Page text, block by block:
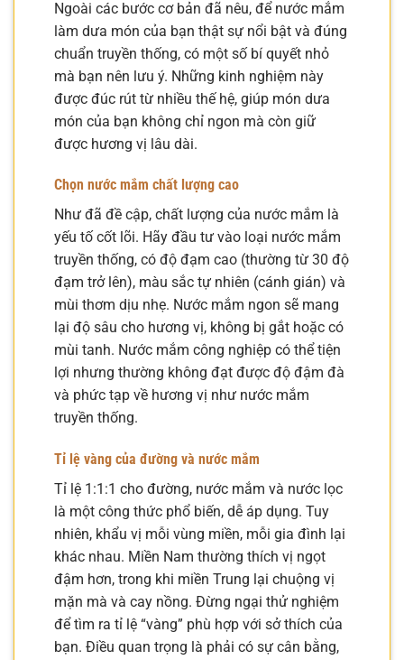
Ngoài các bước cơ bản đã nêu, để nước mắm
làm dưa món của bạn thật sự nổi bật và đúng
chuẩn truyền thống, có một số bí quyết nhỏ
mà bạn nên lưu ý. Những kinh nghiệm này
được đúc rút từ nhiều thế hệ, giúp món dưa
món của bạn không chỉ ngon mà còn giữ
được hương vị lâu dài.
Chọn nước mắm chất lượng cao
Như đã đề cập, chất lượng của nước mắm là
yếu tố cốt lõi. Hãy đầu tư vào loại nước mắm
truyền thống, có độ đạm cao (thường từ 30 độ
đạm trở lên), màu sắc tự nhiên (cánh gián) và
mùi thơm dịu nhẹ. Nước mắm ngon sẽ mang
lại độ sâu cho hương vị, không bị gắt hoặc có
mùi tanh. Nước mắm công nghiệp có thể tiện
lợi nhưng thường không đạt được độ đậm đà
và phức tạp về hương vị như nước mắm
truyền thống.
Tỉ lệ vàng của đường và nước mắm
Tỉ lệ 1:1:1 cho đường, nước mắm và nước lọc
là một công thức phổ biến, dễ áp dụng. Tuy
nhiên, khẩu vị mỗi vùng miền, mỗi gia đình lại
khác nhau. Miền Nam thường thích vị ngọt
đậm hơn, trong khi miền Trung lại chuộng vị
mặn mà và cay nồng. Đừng ngại thử nghiệm
để tìm ra tỉ lệ “vàng” phù hợp với sở thích của
bạn. Điều quan trọng là phải có sự cân bằng,